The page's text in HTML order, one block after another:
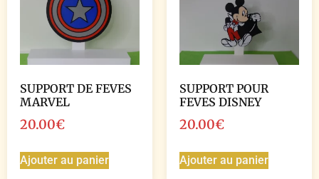
SUPPORT DE FEVES
MARVEL
20.00€
Ajouter au panier
SUPPORT POUR
FEVES DISNEY
20.00€
Ajouter au panier